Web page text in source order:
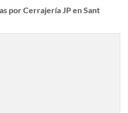
por Cerrajería JP en Sant